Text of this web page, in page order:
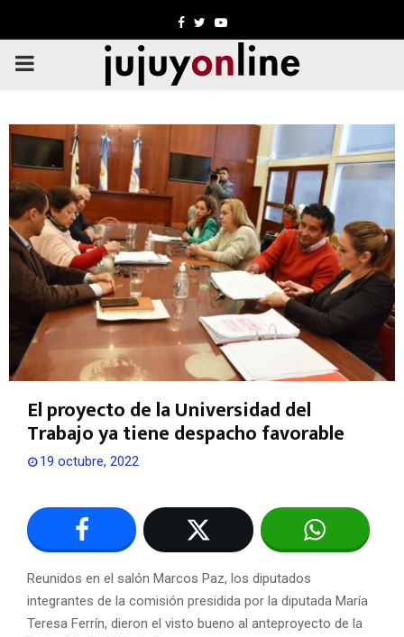
Facebook
TwitterYoutube
PRIMARY
El proyecto de la Universidad del
Trabajo ya tiene despacho favorable
19 octubre, 2022
Reunidos en el salón Marcos Paz, los diputados
integrantes de la comisión presidida por la diputada María
Teresa Ferrín, dieron el visto bueno al anteproyecto de la